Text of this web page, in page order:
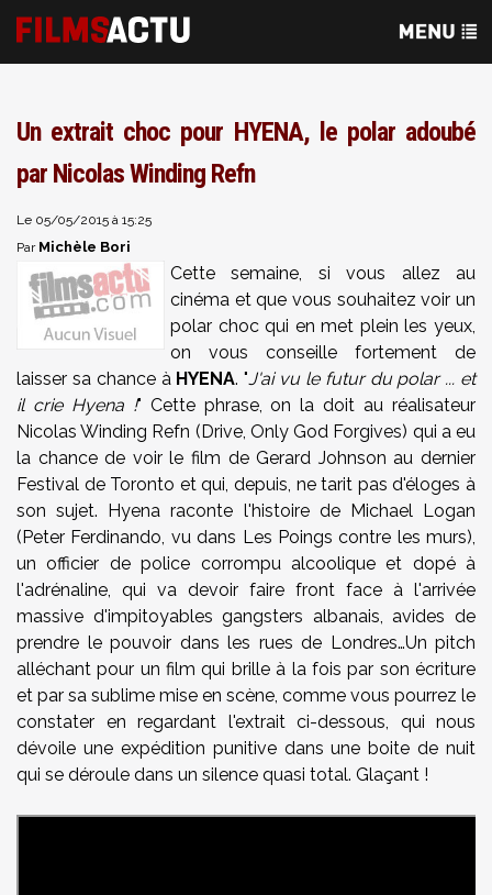
Un extrait choc pour HYENA, le polar adoubé
par Nicolas Winding Refn
Le 05/05/2015 à 15:25
Par Michèle Bori
Cette semaine, si vous allez au
cinéma et que vous souhaitez voir un
polar choc qui en met plein les yeux,
on vous conseille fortement de
laisser sa chance àHYENA. "J'ai vu le futur du polar ... et
il crie Hyena !" Cette phrase, on la doit au réalisateur
Nicolas Winding Refn (Drive, Only God Forgives) qui a eu
la chance de voir le film de Gerard Johnson au dernier
Festival de Toronto et qui, depuis, ne tarit pas d'éloges à
son sujet. Hyena raconte l'histoire de Michael Logan
(Peter Ferdinando, vu dans Les Poings contre les murs),
un officier de police corrompu alcoolique et dopé à
l'adrénaline, qui va devoir faire front face à l'arrivée
massive d'impitoyables gangsters albanais, avides de
prendre le pouvoir dans les rues de Londres…Un pitch
alléchant pour un film qui brille à la fois par son écriture
et par sa sublime mise en scène, comme vous pourrez le
constater en regardant l'extrait ci-dessous, qui nous
dévoile une expédition punitive dans une boite de nuit
qui se déroule dans un silence quasi total. Glaçant !